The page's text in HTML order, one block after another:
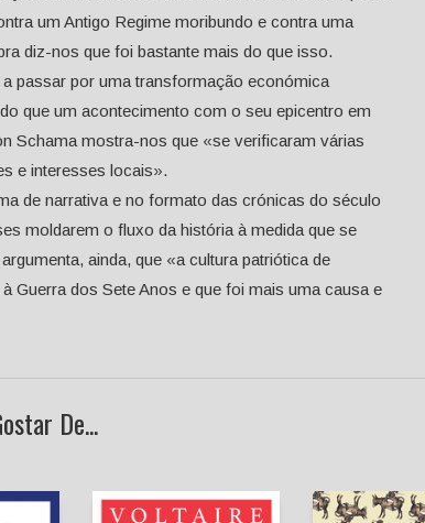
um Antigo Regime moribundo e contra uma
diz-nos que foi bastante mais do que isso.
passar por uma transformação económica
que um acontecimento com o seu epicentro em
Schama mostra-nos que «se verificaram várias
e interesses locais».
de narrativa e no formato das crónicas do século
moldarem o fluxo da história à medida que se
ainda, que «a cultura patriótica de
Guerra dos Sete Anos e que foi mais uma causa e
De...